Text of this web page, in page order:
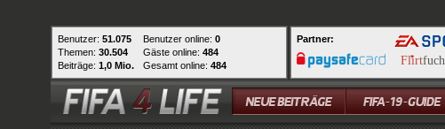
Benutzer: 51.075
Themen: 30.504
Beiträge: 1,0 Mio.
Benutzer online: 0
Gäste online: 484
Gesamt online: 484
Partner: